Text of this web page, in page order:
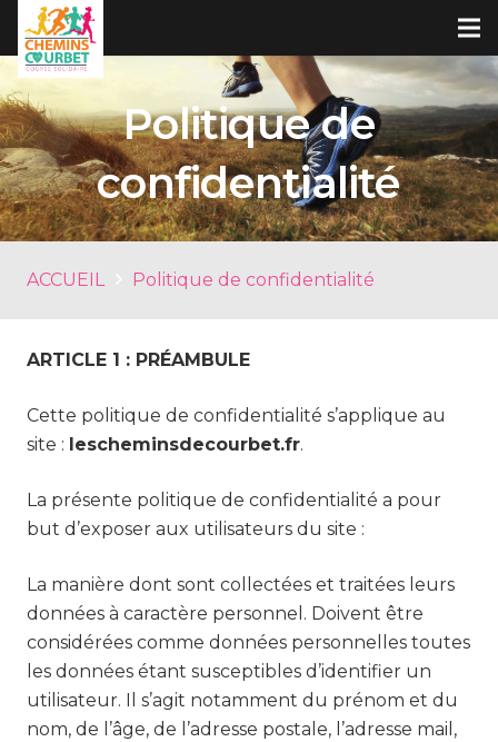
Politique de
confidentialité
ACCUEIL Politique de confidentialité
ARTICLE 1 : PRÉAMBULE
Cette politique de confidentialité s’applique au
site : lescheminsdecourbet.fr.
La présente politique de confidentialité a pour
but d’exposer aux utilisateurs du site :
La manière dont sont collectées et traitées leurs
données à caractère personnel. Doivent être
considérées comme données personnelles toutes
les données étant susceptibles d’identifier un
utilisateur. Il s’agit notamment du prénom et du
nom, de l’âge, de l’adresse postale, l’adresse mail,